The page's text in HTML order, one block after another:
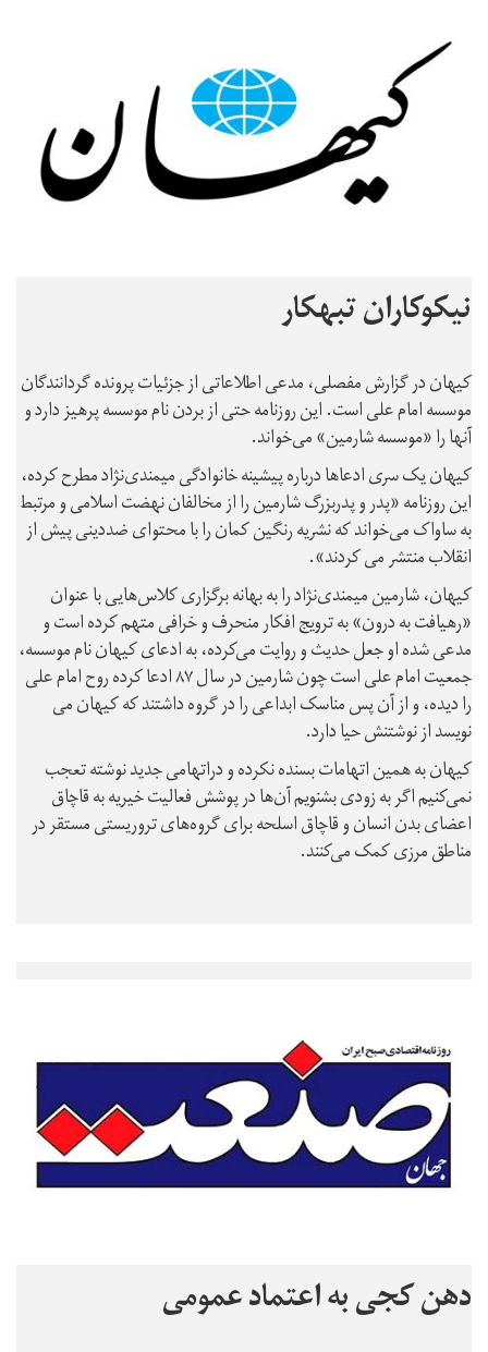
نیکوکاران تبهکار
کیهان در گزارش مفصلی، مدعی اطلاعاتی از جزئیات پرونده گردانندگان
موسسه امام علی است. این روزنامه حتی از بردن نام موسسه پرهیز دارد و
آنها را «موسسه شارمین» می‌خواند.
کیهان یک سری ادعاها درباره پیشینه خانوادگی میمندی‌نژاد مطرح کرده،
این روزنامه «پدر و پدربزرگ شارمین را از مخالفان نهضت اسلامی و مرتبط
به ساواک می‌خواند که نشریه رنگین کمان را با محتوای ضددینی پیش از
انقلاب منتشر می کردند».
کیهان، شارمین میمندی‌نژاد را به بهانه برگزاری کلاس‌هایی با عنوان
«رهیافت به درون» به ترویج افکار منحرف و خرافی متهم کرده است و
مدعی شده او جعل حدیث و روایت می‌کرده، به ادعای کیهان نام موسسه،
جمعیت امام علی است چون شارمین در سال ۸۷ ادعا کرده روح امام علی
را دیده، و از آن پس مناسک ابداعی را در گروه داشتند که کیهان می
نویسد از نوشتنش حیا دارد.
کیهان به همین اتهامات بسنده نکرده و دراتهامی جدید نوشته تعجب
نمی‌کنیم اگر به‌ زودی بشنویم آن‌ها در پوشش فعالیت خیریه به قاچاق
اعضای بدن انسان و قاچاق اسلحه برای گروه‌های تروریستی مستقر در
مناطق مرزی کمک می‌‌کنند.
دهن کجی به اعتماد عمومی